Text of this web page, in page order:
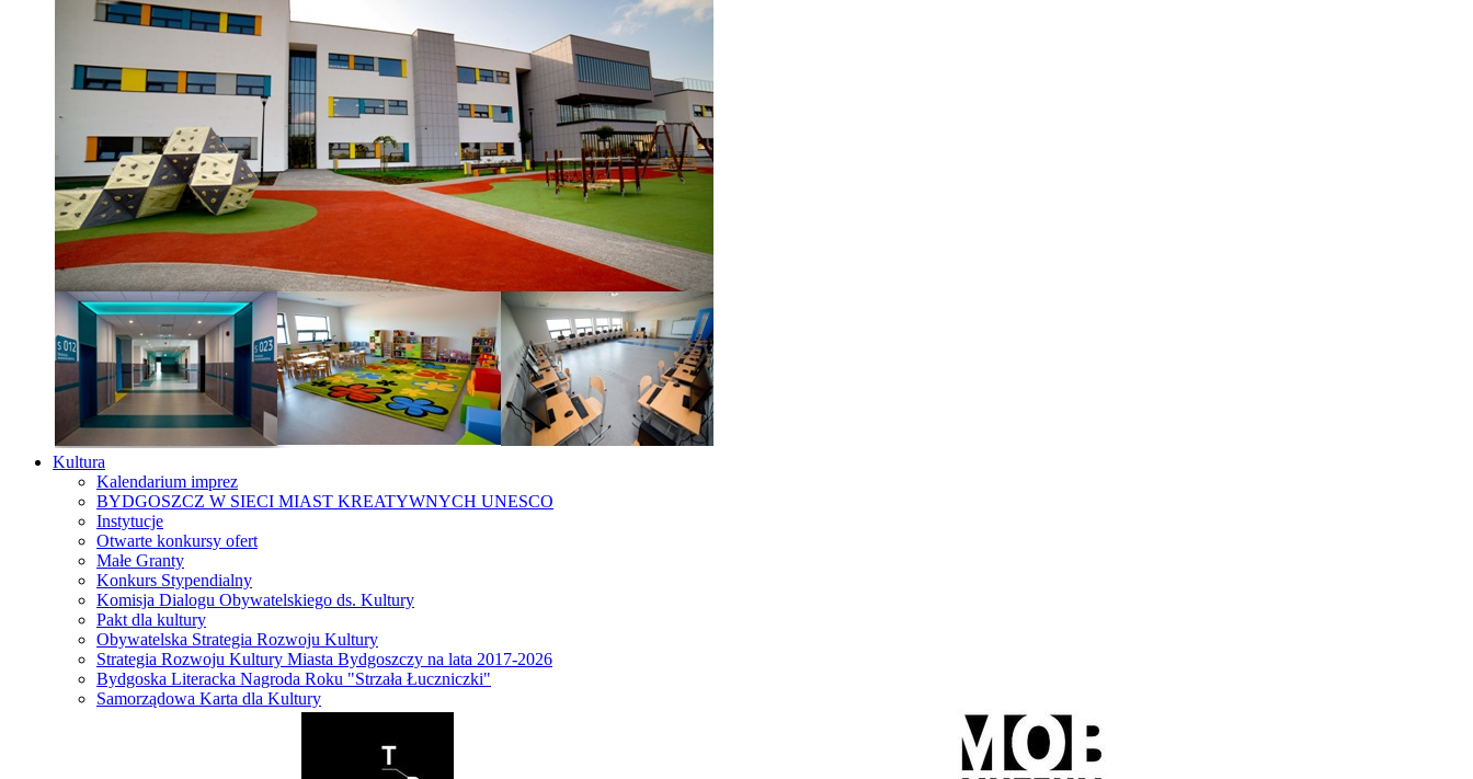
Kultura
Kalendarium imprez
BYDGOSZCZ W SIECI MIAST KREATYWNYCH UNESCO
Instytucje
Otwarte konkursy ofert
Małe Granty
Konkurs Stypendialny
Komisja Dialogu Obywatelskiego ds. Kultury
Pakt dla kultury
Obywatelska Strategia Rozwoju Kultury
Strategia Rozwoju Kultury Miasta Bydgoszczy na lata 2017-2026
Bydgoska Literacka Nagroda Roku "Strzała Łuczniczki"
Samorządowa Karta dla Kultury